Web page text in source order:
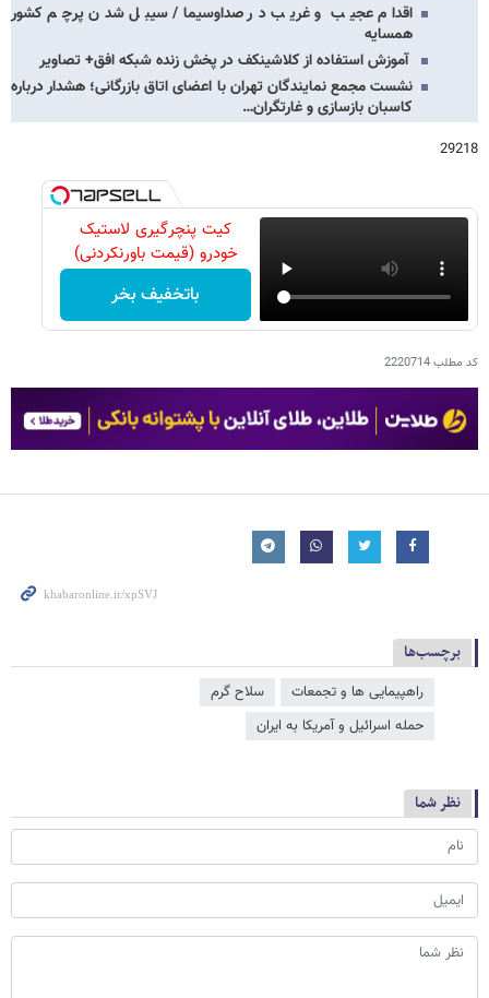
اقدام عجیب و غریب در صداوسیما/ سیبل شدن پرچم کشور
همسایه
آموزش استفاده از کلاشینکف در پخش زنده شبکه افق+ تصاویر
نشست مجمع نمایندگان تهران با اعضای اتاق بازرگانی؛ هشدار درباره
کاسبان بازسازی و غارتگران…
29218
کیت پنچرگیری لاستیک
خودرو (قیمت باورنکردنی)
باتخفیف بخر
کد مطلب2220714
برچسب‌ها
راهپیمایی ها و تجمعات
سلاح گرم
حمله اسرائیل و آمریکا به ایران
نظر شما